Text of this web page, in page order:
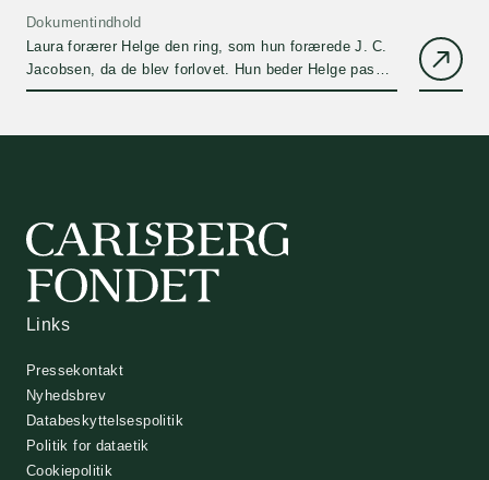
Dokumentindhold
Laura forærer Helge den ring, som hun forærede J. C.
Jacobsen, da de blev forlovet. Hun beder Helge passe
godt på den.
Links
Pressekontakt
Nyhedsbrev
Databeskyttelsespolitik
Politik for dataetik
Cookiepolitik